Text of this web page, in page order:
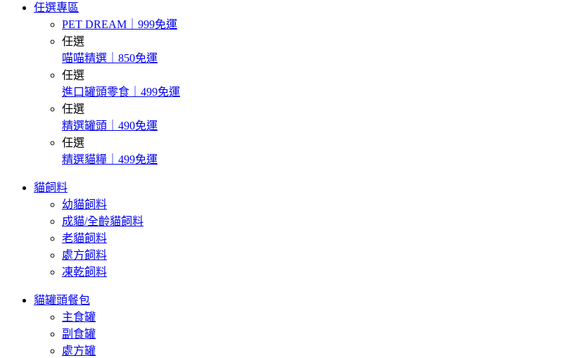
任選專區
PET DREAM｜999免運
任選
喵喵精選｜850免運
任選
進口罐頭零食｜499免運
任選
精選罐頭｜490免運
任選
精選貓糧｜499免運
貓飼料
幼貓飼料
成貓/全齡貓飼料
老貓飼料
處方飼料
凍乾飼料
貓罐頭餐包
主食罐
副食罐
處方罐